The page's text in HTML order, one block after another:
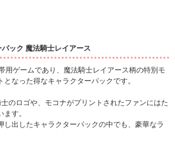
ック 魔法騎士レイアース
用ゲームであり、魔法騎士レイアース柄の特別モ
なった得なキャラクターパックです。
のロゴや、モコナがプリントされたファンにはた
す。
し出したキャラクターパックの中でも、豪華なラ